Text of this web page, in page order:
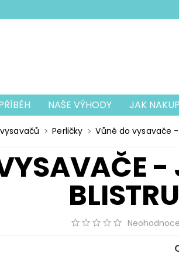
NAŠE VÝHODY JAK
K VYSAVAČŮM
Perličky Vůně do vysavače